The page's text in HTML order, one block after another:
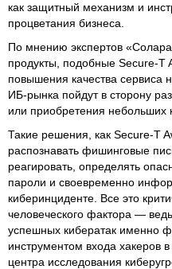
как защитный механизм и
процветания бизнеса.
По мнению экспертов
продукты, подобные Secure-T
повышения качества сервиса
ИБ-рынка пойдут в сторону
или приобретения небольших
Такие решения, как Secure-T
распознавать фишинговые
реагировать, определять
пароли и своевременно
киберинциденте. Все это
человеческого фактора —
успешных кибератак именно
инструментом входа хакеров
центра исследования